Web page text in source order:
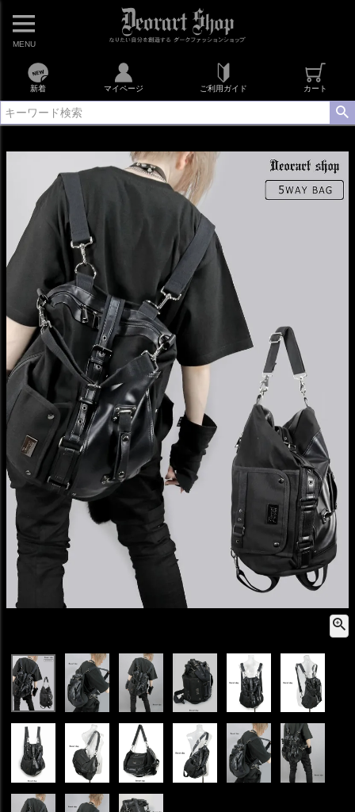
MENU
新着 マイページ ご利用ガイド カート